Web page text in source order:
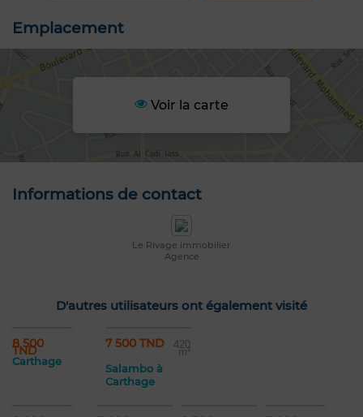
Emplacement
Voir la carte
Informations de contact
Le Rivage immobilier
Agence
D'autres utilisateurs ont également visité
8 500
TND
Carthage
7 500 TND 420
m²
Salambo à
Carthage